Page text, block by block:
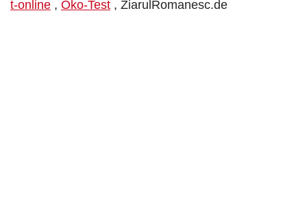
t-online , Öko-Test , ZiarulRomanesc.de